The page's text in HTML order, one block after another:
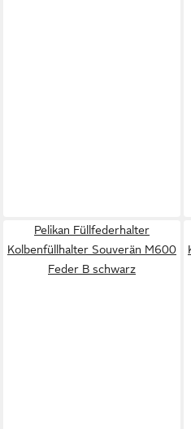
Pelikan Füllfederhalter
Kolbenfüllhalter Souverän M600
Feder B schwarz